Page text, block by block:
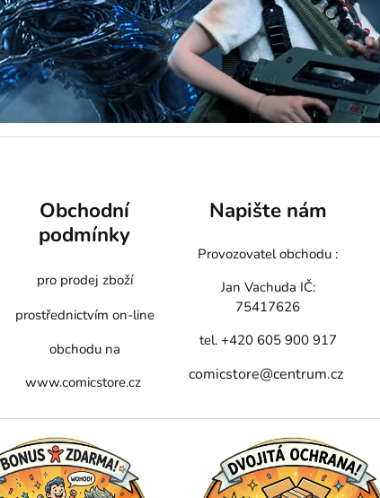
Obchodní
podmínky
pro prodej zboží
prostřednictvím on-line
obchodu na
www.comicstore.cz
Napište nám
Provozovatel obchodu :
Jan Vachuda IČ:
75417626
tel. +420 605 900 917
comicstore@centrum.cz